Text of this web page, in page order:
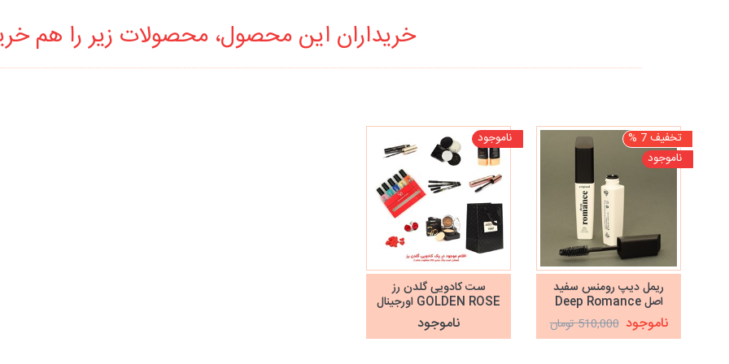
خریداران این محصول، محصولات زیر را هم
تخفیف 7 %
ناموجود
ریمل دیپ رومنس سفید
اصل Deep Romance
ناموجود 510,000 تومان
ناموجود
ست کادویی گلدن رز
GOLDEN ROSE اورجینال
ناموجود